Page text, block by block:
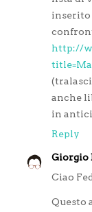
inserito
http://
anche
in
Reply
Giorgio
Ciao
Questo